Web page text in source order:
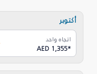
أكتوبر
اتجاه واحد
AED 1,355*